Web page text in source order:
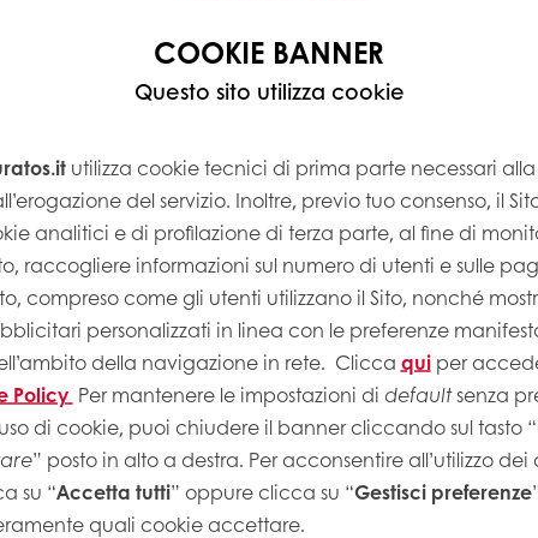
Flavour unisce la nostra competenza in
influenzi il sapore e la struttura dei prodotti di
COOKIE BANNER
Questo sito utilizza cookie
utilizza cookie tecnici di prima parte necessari
del servizio. Inoltre, previo tuo consenso, il
analitici e di profilazione di terza parte, al fine di
raccogliere informazioni sul numero di utenti e sulle
compreso come gli utenti utilizzano il Sito, nonché
personalizzati in linea con le preferenze
della navigazione in rete. Clicca quiper
Policy Per mantenere le impostazioni di defaultsenza
di cookie, puoi chiudere il banner cliccando sul tasto “
” posto in alto a destra. Per acconsentire all’utilizzo dei
su “Accetta tutti” oppure clicca su “Gestisci preferenze
quali cookie accettare.